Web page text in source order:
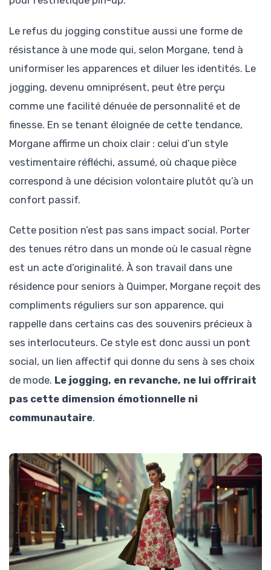
Le refus du jogging constitue aussi une forme de
résistance à une mode qui, selon Morgane, tend à
uniformiser les apparences et diluer les identités. Le
jogging, devenu omniprésent, peut être perçu
comme une facilité dénuée de personnalité et de
finesse. En se tenant éloignée de cette tendance,
Morgane affirme un choix clair : celui d’un style
vestimentaire réfléchi, assumé, où chaque pièce
correspond à une décision volontaire plutôt qu’à un
confort passif.
Cette position n’est pas sans impact social. Porter
des tenues rétro dans un monde où le casual règne
est un acte d’originalité. À son travail dans une
résidence pour seniors à Quimper, Morgane reçoit des
compliments réguliers sur son apparence, qui
rappelle dans certains cas des souvenirs précieux à
ses interlocuteurs. Ce style est donc aussi un pont
social, un lien affectif qui donne du sens à ses choix
de mode. Le jogging, en revanche, ne lui offrirait
pas cette dimension émotionnelle ni
communautaire.